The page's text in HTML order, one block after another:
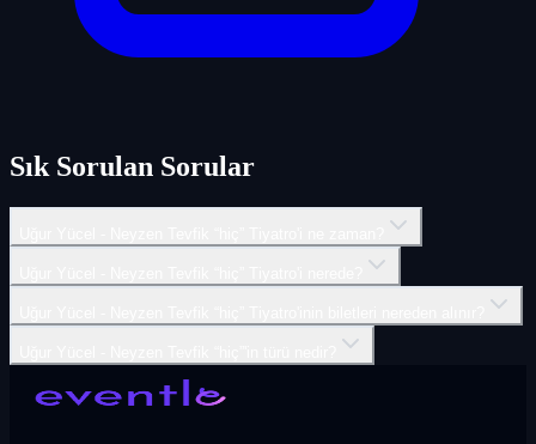
Sık Sorulan Sorular